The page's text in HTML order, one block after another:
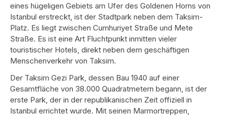
eines hügeligen Gebiets am Ufer des Goldenen Horns von
Istanbul erstreckt, ist der Stadtpark neben dem Taksim-
Platz. Es liegt zwischen Cumhuriyet Straße und Mete
Straße. Es ist eine Art Fluchtpunkt inmitten vieler
touristischer Hotels, direkt neben dem geschäftigen
Menschenverkehr von Taksim.
Der Taksim Gezi Park, dessen Bau 1940 auf einer
Gesamtfläche von 38.000 Quadratmetern begann, ist der
erste Park, der in der republikanischen Zeit offiziell in
Istanbul errichtet wurde. Mit seinen Marmortreppen,